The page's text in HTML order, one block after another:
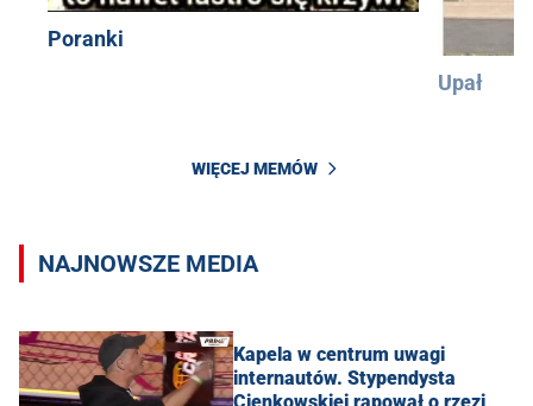
Poranki
Upał
WIĘCEJ MEMÓW
NAJNOWSZE MEDIA
Kapela w centrum uwagi
internautów. Stypendysta